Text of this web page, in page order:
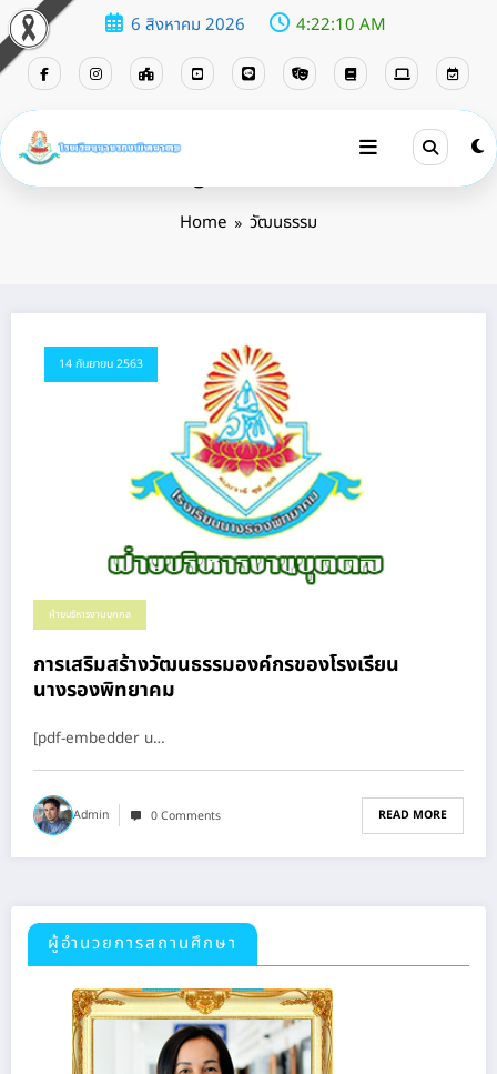
6 สิงหาคม 2026 4:22:11 AM
Home วัฒนธรรม
14 กันยายน 2563
ฝ่ายบริหารงานบุคคล
การเสริมสร้างวัฒนธรรมองค์กรของโรงเรียน
นางรองพิทยาคม
[pdf-embedder u…
Admin 0 Comments READ MORE
ผู้อำนวยการสถานศึกษา